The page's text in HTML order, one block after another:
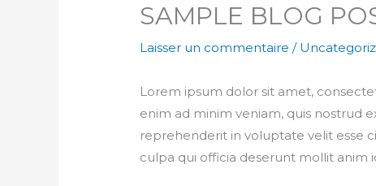
SAMPLE BLOG
Laisser un commentaire /
Lorem ipsum dolor sit amet,
enim ad minim veniam, quis nostrud
reprehenderit in voluptate velit esse
culpa qui officia deserunt mollit anim